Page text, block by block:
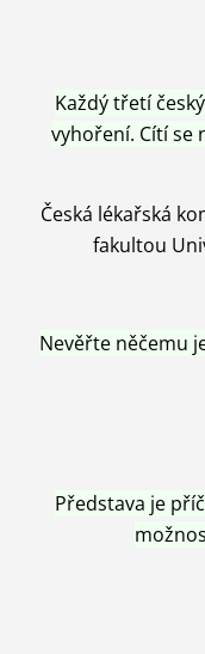
Každý třetí
vyhoření. Cítí se
Česká lékařská
fakultou
Nevěřte něčemu
Představa je